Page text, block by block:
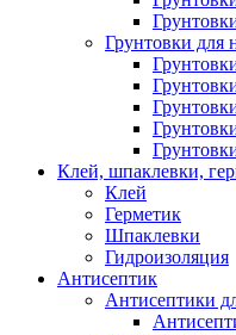
Грунтовки для
Клей, шпаклевки,
Клей
Герметик
Шпаклевки
Гидроизоляция
Антисептик
Антисептики